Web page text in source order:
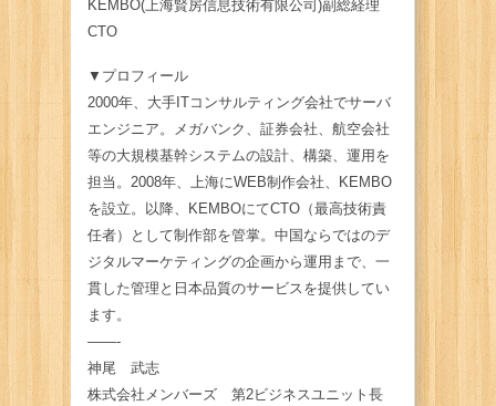
KEMBO(上海賢房信息技術有限公司)副総経理
CTO
▼プロフィール
2000年、大手ITコンサルティング会社でサーバ
エンジニア。メガバンク、証券会社、航空会社
等の大規模基幹システムの設計、構築、運用を
担当。2008年、上海にWEB制作会社、KEMBO
を設立。以降、KEMBOにてCTO（最高技術責
任者）として制作部を管掌。中国ならではのデ
ジタルマーケティングの企画から運用まで、一
貫した管理と日本品質のサービスを提供してい
ます。
——-
神尾 武志
株式会社メンバーズ 第2ビジネスユニット長